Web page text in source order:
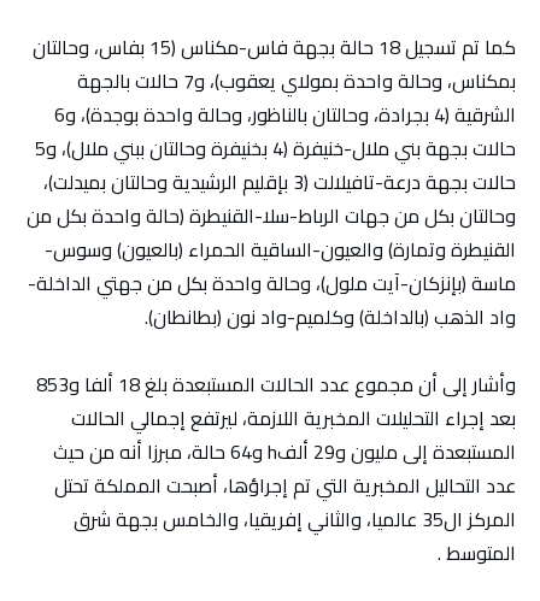
كما تم تسجيل 18 حالة بجهة فاس-مكناس (15 بفاس، وحالتان
بمكناس، وحالة واحدة بمولاي يعقوب)، و7 حالات بالجهة
الشرقية (4 بجرادة، وحالتان بالناظور، وحالة واحدة بوجدة)، و6
حالات بجهة بني ملال-خنيفرة (4 بخنيفرة وحالتان ببني ملال)، و5
حالات بجهة درعة-تافيلالت (3 بإقليم الرشيدية وحالتان بميدلت)،
وحالتان بكل من جهات الرباط-سلا-القنيطرة (حالة واحدة بكل من
القنيطرة وتمارة) والعيون-الساقية الحمراء (بالعيون) وسوس-
ماسة (بإنزكان-آيت ملول)، وحالة واحدة بكل من جهتي الداخلة-
واد الذهب (بالداخلة) وكلميم-واد نون (بطانطان).
وأشار إلى أن مجموع عدد الحالات المستبعدة بلغ 18 ألفا و853
بعد إجراء التحليلات المخبرية اللازمة، ليرتفع إجمالي الحالات
المستبعدة إلى مليون و29 ألفh و64 حالة، مبرزا أنه من حيث
عدد التحاليل المخبرية التي تم إجراؤها، أصبحت المملكة تحتل
المركز ال35 عالميا، والثاني إفريقيا، والخامس بجهة شرق
المتوسط .